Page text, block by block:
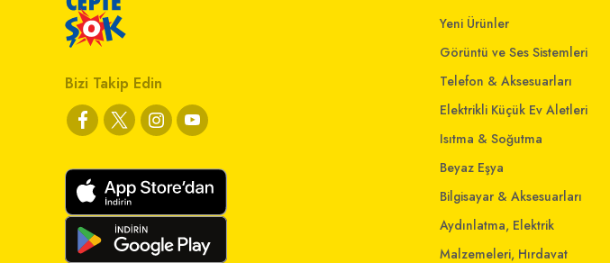
Bizi Takip Edin
Yeni Ürünler
Görüntü ve Ses Sistemleri
Telefon & Aksesuarları
Elektrikli Küçük Ev Aletleri
Isıtma & Soğutma
Beyaz Eşya
Bilgisayar & Aksesuarları
Aydınlatma, Elektrik
Malzemeleri, Hırdavat